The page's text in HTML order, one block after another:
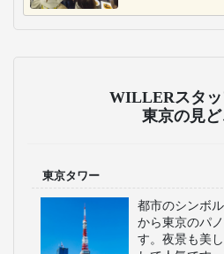
WILLERスタッ
東京の見
東京タワー
都市のシンボ
から東京のパ
す。夜景も美